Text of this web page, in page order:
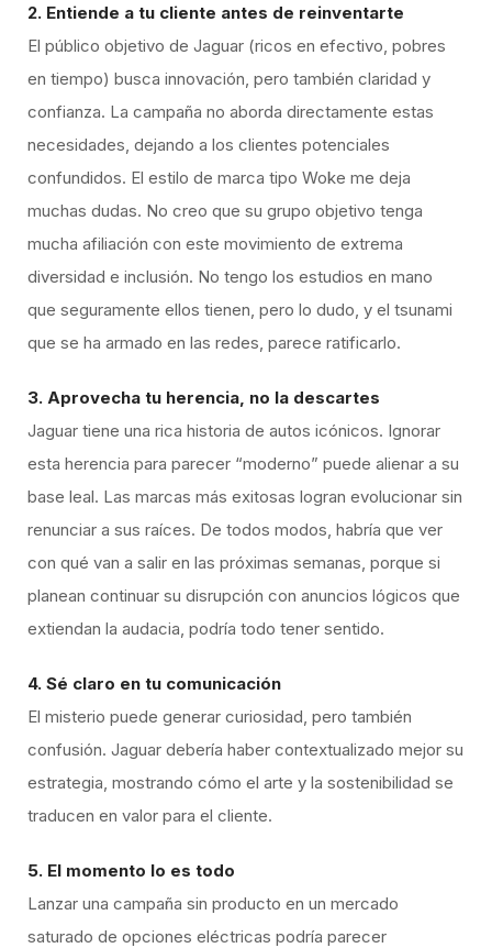
2. Entiende a tu cliente antes de reinventarte
El público objetivo de Jaguar (ricos en efectivo, pobres
en tiempo) busca innovación, pero también claridad y
confianza. La campaña no aborda directamente estas
necesidades, dejando a los clientes potenciales
confundidos. El estilo de marca tipo Woke me deja
muchas dudas. No creo que su grupo objetivo tenga
mucha afiliación con este movimiento de extrema
diversidad e inclusión. No tengo los estudios en mano
que seguramente ellos tienen, pero lo dudo, y el tsunami
que se ha armado en las redes, parece ratificarlo.
3. Aprovecha tu herencia, no la descartes
Jaguar tiene una rica historia de autos icónicos. Ignorar
esta herencia para parecer “moderno” puede alienar a su
base leal. Las marcas más exitosas logran evolucionar sin
renunciar a sus raíces. De todos modos, habría que ver
con qué van a salir en las próximas semanas, porque si
planean continuar su disrupción con anuncios lógicos que
extiendan la audacia, podría todo tener sentido.
4. Sé claro en tu comunicación
El misterio puede generar curiosidad, pero también
confusión. Jaguar debería haber contextualizado mejor su
estrategia, mostrando cómo el arte y la sostenibilidad se
traducen en valor para el cliente.
5. El momento lo es todo
Lanzar una campaña sin producto en un mercado
saturado de opciones eléctricas podría parecer